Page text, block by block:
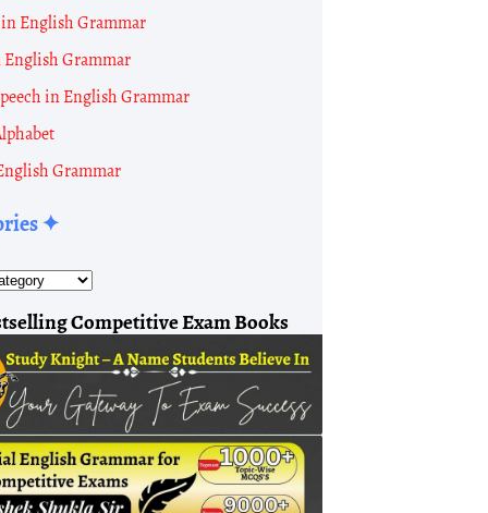
English Grammar
Grammar
in English Grammar
Grammar
✦
Competitive Exam Books